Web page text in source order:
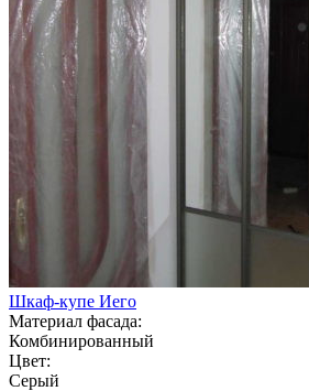
Шкаф-купе Иего
Материал фасада:
Комбинированный
Цвет:
Серый